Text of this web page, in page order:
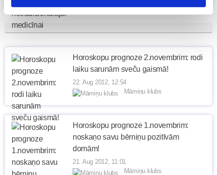
Horoskopu prognoze 2.novembrim: rodi
laiku sarunām sveču gaismā!
22. Aug 2012, 12:54
Māmiņu klubs
Horoskopu prognoze 1.novembrim:
noskaņo savu bērniņu pozitīvām
domām!
21. Aug 2012, 11:01
Māmiņu klubs